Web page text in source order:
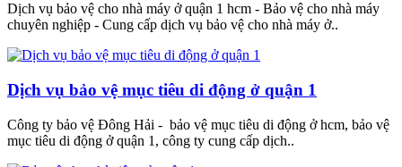
Dịch vụ bảo vệ cho nhà máy ở quận 1 hcm - Bảo vệ cho nhà máy
chuyên nghiệp - Cung cấp dịch vụ bảo vệ cho nhà máy ở..
Dịch vụ bảo vệ mục tiêu di động ở quận 1
Công ty bảo vệ Đông Hải - bảo vệ mục tiêu di động ở hcm, bảo vệ
mục tiêu di động ở quận 1, công ty cung cấp dịch..